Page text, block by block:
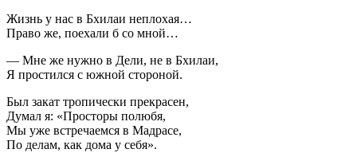
Жизнь у нас в Бхилаи неплохая…
Право же, поехали б со мной…
— Мне же нужно в Дели, не в Бхилаи,
Я простился с южной стороной.
Был закат тропически прекрасен,
Думал я: «Просторы полюбя,
Мы уже встречаемся в Мадрасе,
По делам, как дома у себя».